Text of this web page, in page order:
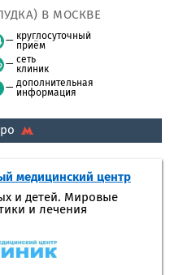
В МОСКВЕ
круглосуточный
приём
сеть
клиник
дополнительная
информация
медицинский центр
и детей. Мировые
и лечения